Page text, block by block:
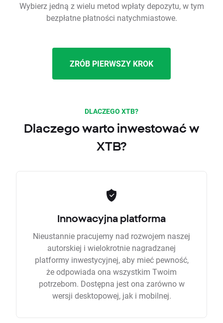
Wybierz jedną z wielu metod wpłaty depozytu, w tym
bezpłatne płatności natychmiastowe.
ZRÓB PIERWSZY KROK
DLACZEGO XTB?
Dlaczego warto inwestować w
XTB?
Innowacyjna platforma
Nieustannie pracujemy nad rozwojem naszej
autorskiej i wielokrotnie nagradzanej
platformy inwestycyjnej, aby mieć pewność,
że odpowiada ona wszystkim Twoim
potrzebom. Dostępna jest ona zarówno w
wersji desktopowej, jak i mobilnej.